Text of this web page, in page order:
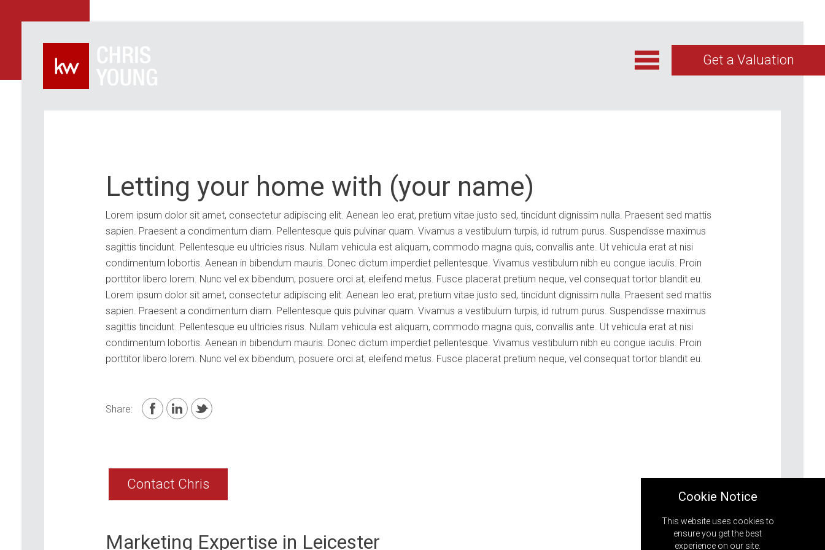
Letting your home with (your name)
Lorem ipsum dolor sit amet, consectetur adipiscing elit. Aenean leo erat, pretium vitae justo sed, tincidunt dignissim nulla. Praesent sed mattis
sapien. Praesent a condimentum diam. Pellentesque quis pulvinar quam. Vivamus a vestibulum turpis, id rutrum purus. Suspendisse maximus
sagittis tincidunt. Pellentesque eu ultricies risus. Nullam vehicula est aliquam, commodo magna quis, convallis ante. Ut vehicula erat at nisi
condimentum lobortis. Aenean in bibendum mauris. Donec dictum imperdiet pellentesque. Vivamus vestibulum nibh eu congue iaculis. Proin
porttitor libero lorem. Nunc vel ex bibendum, posuere orci at, eleifend metus. Fusce placerat pretium neque, vel consequat tortor blandit eu.
Lorem ipsum dolor sit amet, consectetur adipiscing elit. Aenean leo erat, pretium vitae justo sed, tincidunt dignissim nulla. Praesent sed mattis
sapien. Praesent a condimentum diam. Pellentesque quis pulvinar quam. Vivamus a vestibulum turpis, id rutrum purus. Suspendisse maximus
sagittis tincidunt. Pellentesque eu ultricies risus. Nullam vehicula est aliquam, commodo magna quis, convallis ante. Ut vehicula erat at nisi
condimentum lobortis. Aenean in bibendum mauris. Donec dictum imperdiet pellentesque. Vivamus vestibulum nibh eu congue iaculis. Proin
porttitor libero lorem. Nunc vel ex bibendum, posuere orci at, eleifend metus. Fusce placerat pretium neque, vel consequat tortor blandit eu.
Share:
Contact Chris
Marketing Expertise in Leicester
Get a Valuation
Cookie Notice
This website uses cookies to
ensure you get the best
experience on our site.